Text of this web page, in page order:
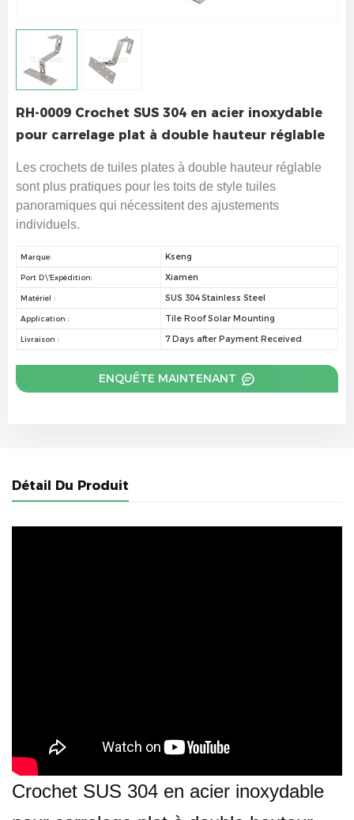
RH-0009 Crochet SUS 304 en acier inoxydable
pour carrelage plat à double hauteur réglable
Les crochets de tuiles plates à double hauteur réglable
sont plus pratiques pour les toits de style tuiles
panoramiques qui nécessitent des ajustements
individuels.
Marque: Kseng
Port D\'expédition: Xiamen
Matériel : SUS 304 Stainless Steel
Application : Tile Roof Solar Mounting
Livraison : 7 Days after Payment Received
ENQUÊTE MAINTENANT
Détail Du Produit
Crochet SUS 304 en acier inoxydable